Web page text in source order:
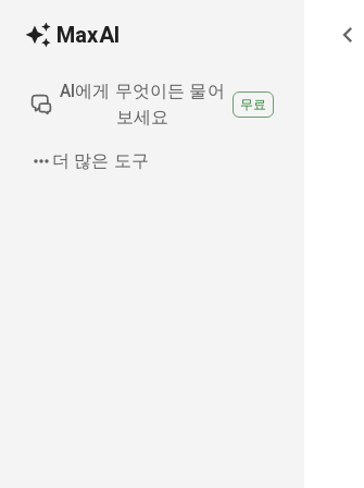
MaxAI
AI에게 무엇이든 물어
보세요
무료
더 많은 도구